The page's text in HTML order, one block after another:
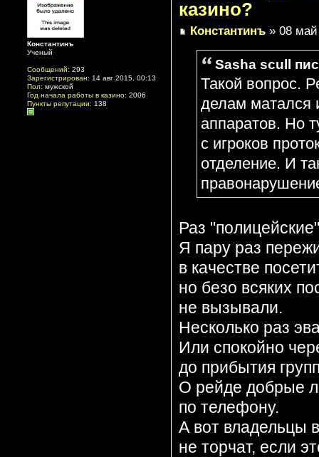
казино?
Константинъ» 08 май
Sasha scull
Такой вопрос.
делам матался
аппаратов. Но
с игроков
отделение. И
Раз
Я пару раз
в качестве
но безо всяких
не вызывали.
Несколько раз
Или спокойно
до прибытия
О рейде добрые
по телефону.
А вот владельцы
не торчат, если
Константинъ
Ученый
Сообщений: 293
Зарегистрирован: 14 авг 2015, 00:13
Пол: мужской
Год начала работы в казино: 2006
Пункты репутации: 138